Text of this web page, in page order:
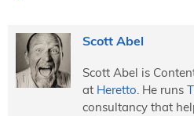
Scott Abel
Scott Abel is
at Heretto. He runs
consultancy that